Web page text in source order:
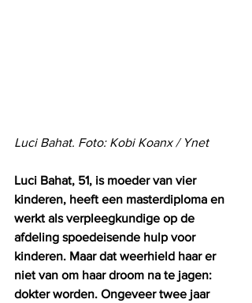
Luci Bahat. Foto: Kobi Koanx / Ynet
Luci Bahat, 51, is moeder van vier
kinderen, heeft een masterdiploma en
werkt als verpleegkundige op de
afdeling spoedeisende hulp voor
kinderen. Maar dat weerhield haar er
niet van om haar droom na te jagen:
dokter worden. Ongeveer twee jaar